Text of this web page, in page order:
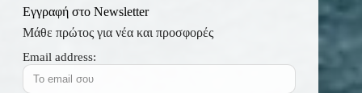
Εγγραφή στο Newsletter
Μάθε πρώτος για νέα και προσφορές
Email address: